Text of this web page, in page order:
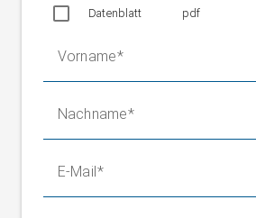
Datenblatt pdf
Vorname
Nachname
E-Mail